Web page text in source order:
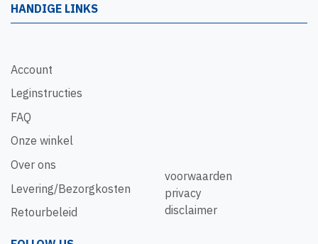
HANDIGE LINKS
Account
Leginstructies
FAQ
Onze winkel
Over ons
Levering/Bezorgkosten
Retourbeleid
voorwaarden
privacy
disclaimer